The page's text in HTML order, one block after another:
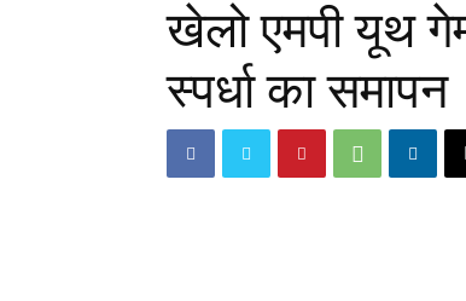
खेलो एमपी यूथ
स्पर्धा का समापन